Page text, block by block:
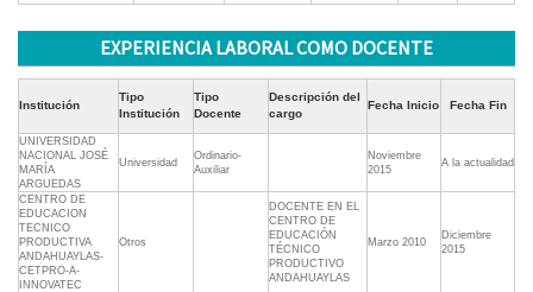
EXPERIENCIA LABORAL COMO DOCENTE
Institución
Tipo
Institución
Tipo
Docente
Descripción del
cargo
Fecha Inicio Fecha Fin
UNIVERSIDAD
NACIONAL JOSÉ
MARÍA
ARGUEDAS
Universidad
Ordinario-
Auxiliar
Noviembre
2015
A la actualidad
CENTRO DE
EDUCACION
TECNICO
PRODUCTIVA
ANDAHUAYLAS-
CETPRO-A-
INNOVATEC
Otros
DOCENTE EN EL
CENTRO DE
EDUCACIÓN
TÉCNICO
PRODUCTIVO
ANDAHUAYLAS
Marzo 2010
Diciembre
2015